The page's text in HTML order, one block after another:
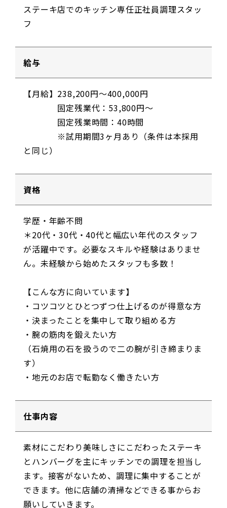
ステーキ店でのキッチン専任正社員調理スタッ
フ
給与
【月給】238,200円～400,000円
固定残業代：53,800円〜
固定残業時間：40時間
※試用期間3ヶ月あり（条件は本採用
と同じ）
資格
学歴・年齢不問
＊20代・30代・40代と幅広い年代のスタッフ
が活躍中です。必要なスキルや経験はありませ
ん。未経験から始めたスタッフも多数！
【こんな方に向いています】
・コツコツとひとつずつ仕上げるのが得意な方
・決まったことを集中して取り組める方
・腕の筋肉を鍛えたい方
（石焼用の石を扱うので二の腕が引き締まりま
す）
・地元のお店で転勤なく働きたい方
仕事内容
素材にこだわり美味しさにこだわったステーキ
とハンバーグを主にキッチンでの調理を担当し
ます。接客がないため、調理に集中することが
できます。他に店舗の清掃などできる事からお
願いしていきます。